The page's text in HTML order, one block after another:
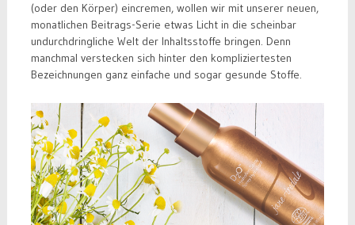
(oder den Körper) eincremen, wollen wir mit unserer neuen,
monatlichen Beitrags-Serie etwas Licht in die scheinbar
undurchdringliche Welt der Inhaltsstoffe bringen. Denn
manchmal verstecken sich hinter den kompliziertesten
Bezeichnungen ganz einfache und sogar gesunde Stoffe.